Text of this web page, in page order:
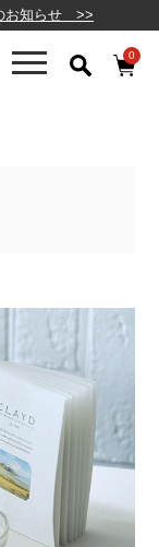
お知らせ >>
0